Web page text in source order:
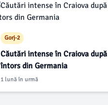
Gorj-2
Căutări intense în Craiova
întors din Germania
1 lună în urmă